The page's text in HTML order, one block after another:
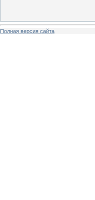
Полная версия сайта